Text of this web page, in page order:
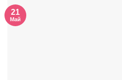
21
Май